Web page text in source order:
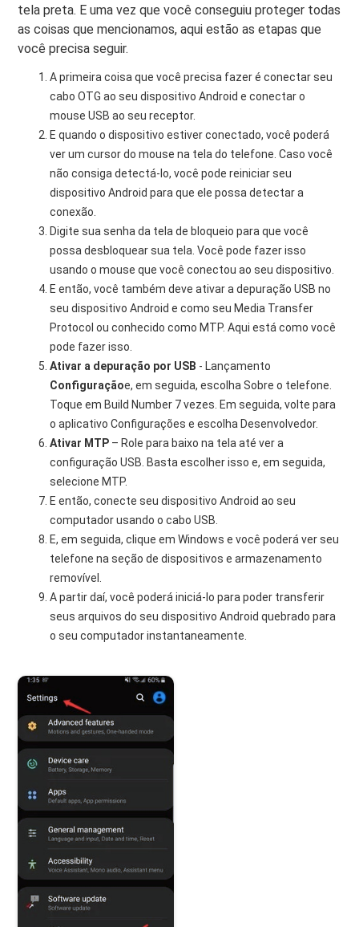
tela preta. E uma vez que você conseguiu proteger todas
as coisas que mencionamos, aqui estão as etapas que
você precisa seguir.
A primeira coisa que você precisa fazer é conectar seu
cabo OTG ao seu dispositivo Android e conectar o
mouse USB ao seu receptor.
E quando o dispositivo estiver conectado, você poderá
ver um cursor do mouse na tela do telefone. Caso você
não consiga detectá-lo, você pode reiniciar seu
dispositivo Android para que ele possa detectar a
conexão.
Digite sua senha da tela de bloqueio para que você
possa desbloquear sua tela. Você pode fazer isso
usando o mouse que você conectou ao seu dispositivo.
E então, você também deve ativar a depuração USB no
seu dispositivo Android e como seu Media Transfer
Protocol ou conhecido como MTP. Aqui está como você
pode fazer isso.
Ativar a depuração por USB - Lançamento
Configuraçãoe, em seguida, escolha Sobre o telefone.
Toque em Build Number 7 vezes. Em seguida, volte para
o aplicativo Configurações e escolha Desenvolvedor.
Ativar MTP – Role para baixo na tela até ver a
configuração USB. Basta escolher isso e, em seguida,
selecione MTP.
E então, conecte seu dispositivo Android ao seu
computador usando o cabo USB.
E, em seguida, clique em Windows e você poderá ver seu
telefone na seção de dispositivos e armazenamento
removível.
A partir daí, você poderá iniciá-lo para poder transferir
seus arquivos do seu dispositivo Android quebrado para
o seu computador instantaneamente.